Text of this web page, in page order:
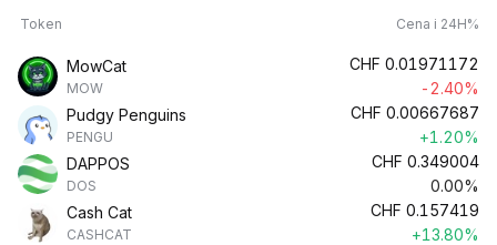
Token Cena i 24H%
MowCat
MOW
CHF 0.01971172
-2.40%
Pudgy Penguins
PENGU
CHF 0.00667687
+1.20%
DAPPOS
DOS
CHF 0.349004
0.00%
Cash Cat
CASHCAT
CHF 0.157419
+13.80%